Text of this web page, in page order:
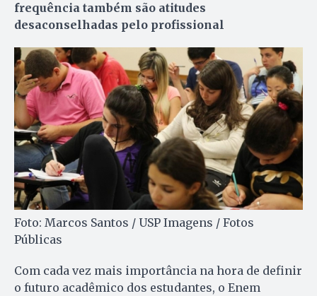
frequência também são atitudes
desaconselhadas pelo profissional
Foto: Marcos Santos / USP Imagens / Fotos
Públicas
Com cada vez mais importância na hora de definir
o futuro acadêmico dos estudantes, o Enem